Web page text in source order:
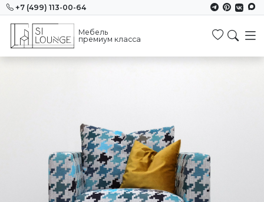
+7 (499) 113-00-64
Мебель
премиум класса